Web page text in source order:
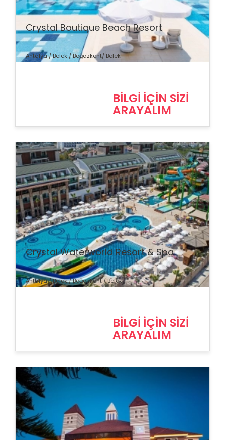
Crystal Boutique Beach Resort
Antalya / Belek / Boğazkent/ Belek
BİLGİ İÇİN SİZİ
ARAYALIM
% İndirim
Crystal Waterworld Resort & Spa
Antalya / Belek / Boğazkent / Belek
BİLGİ İÇİN SİZİ
ARAYALIM